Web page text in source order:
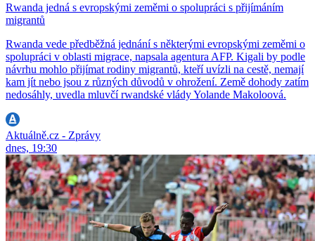
Rwanda jedná s evropskými zeměmi o spolupráci s přijímáním
migrantů
Rwanda vede předběžná jednání s některými evropskými zeměmi o
spolupráci v oblasti migrace, napsala agentura AFP. Kigali by podle
návrhu mohlo přijímat rodiny migrantů, kteří uvízli na cestě, nemají
kam jít nebo jsou z různých důvodů v ohrožení. Země dohody zatím
nedosáhly, uvedla mluvčí rwandské vlády Yolande Makoloová.
Aktuálně.cz - Zprávy
dnes, 19:30